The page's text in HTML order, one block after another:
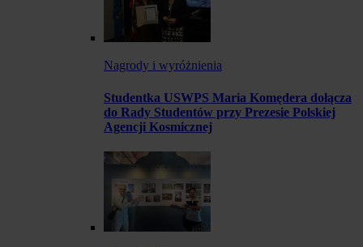
Nagrody i wyróżnienia
Studentka USWPS Maria Komędera dołącza
do Rady Studentów przy Prezesie Polskiej
Agencji Kosmicznej